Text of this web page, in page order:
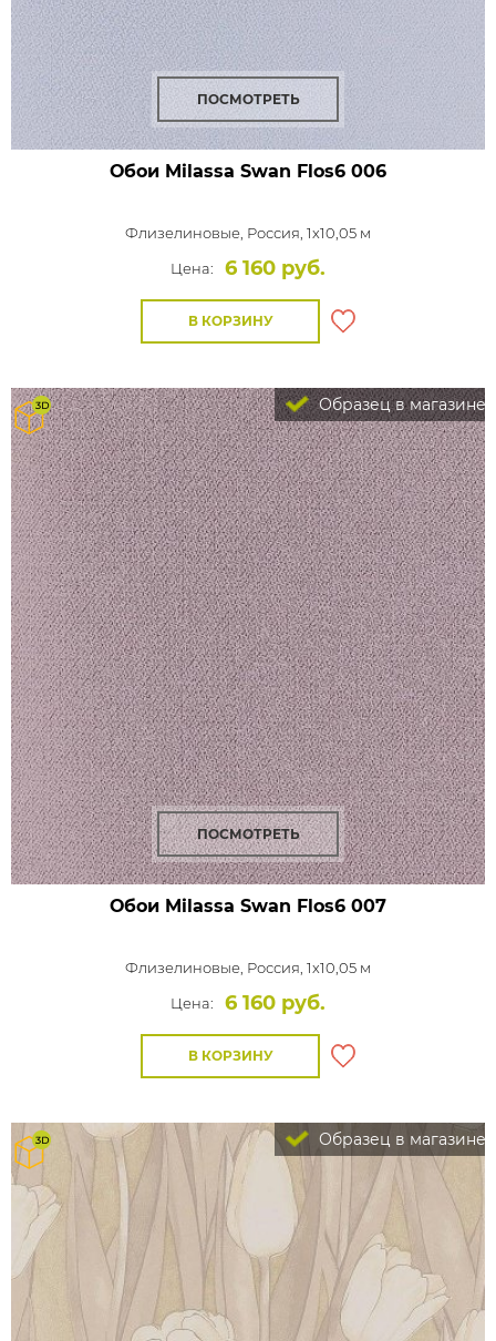
ПОСМОТРЕТЬ
Обои Milassa Swan Flos6 006
Флизелиновые, Россия, 1x10,05 м
Цена:
6 160 руб.
В КОРЗИНУ
Образец в магазине
ПОСМОТРЕТЬ
Обои Milassa Swan Flos6 007
Флизелиновые, Россия, 1x10,05 м
Цена:
6 160 руб.
В КОРЗИНУ
Образец в магазине